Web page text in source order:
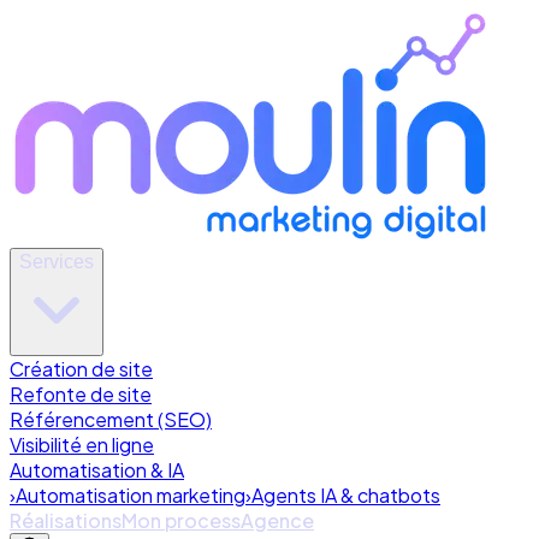
Services
Création de site
Refonte de site
Référencement (SEO)
Visibilité en ligne
Automatisation & IA
›Automatisation marketing›Agents IA & chatbots
RéalisationsMon processAgence